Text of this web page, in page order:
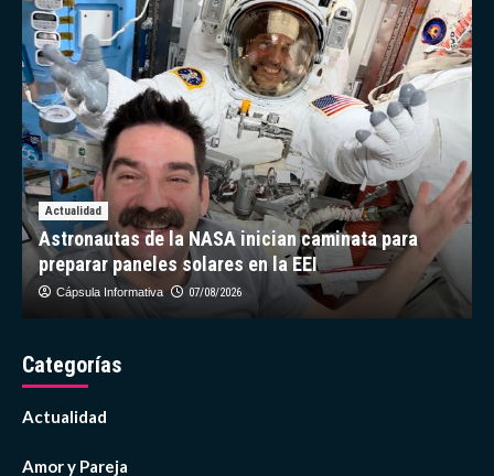
sin
dar
señales
Actualidad
Astronautas de la NASA inician caminata para
preparar paneles solares en la EEI
Cápsula Informativa 07/08/2026
Categorías
Actualidad
Amor y Pareja